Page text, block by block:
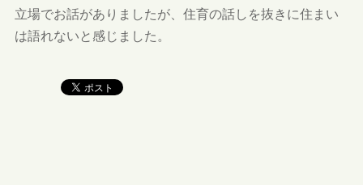
立場でお話がありましたが、住育の話しを抜きに住まい
は語れないと感じました。